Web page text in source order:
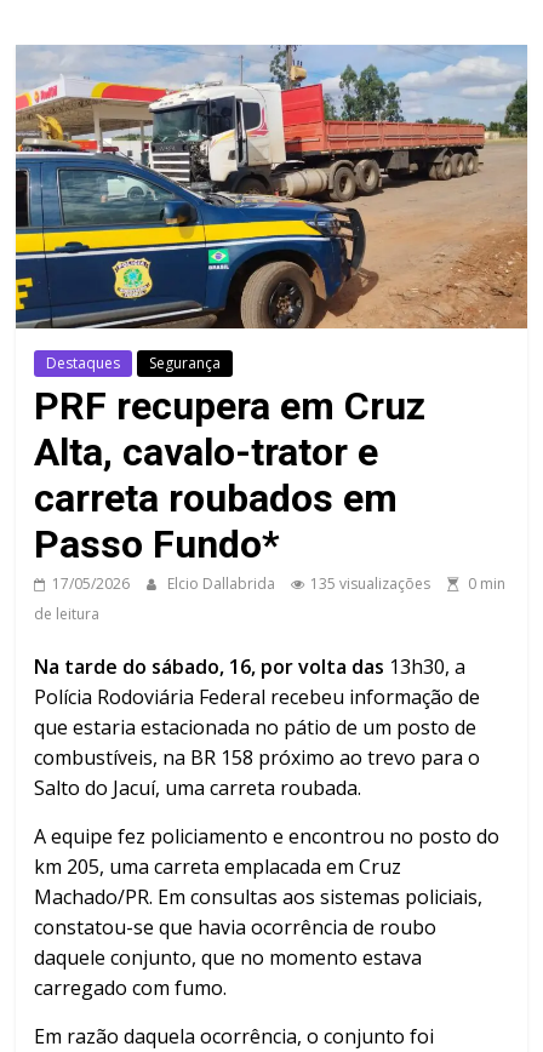
Destaques Segurança
PRF recupera em Cruz
Alta, cavalo-trator e
carreta roubados em
Passo Fundo*
17/05/2026 Elcio Dallabrida 135 visualizações
0 min
de leitura
Na tarde do sábado, 16, por volta das 13h30, a
Polícia Rodoviária Federal recebeu informação de
que estaria estacionada no pátio de um posto de
combustíveis, na BR 158 próximo ao trevo para o
Salto do Jacuí, uma carreta roubada.
A equipe fez policiamento e encontrou no posto do
km 205, uma carreta emplacada em Cruz
Machado/PR. Em consultas aos sistemas policiais,
constatou-se que havia ocorrência de roubo
daquele conjunto, que no momento estava
carregado com fumo.
Em razão daquela ocorrência, o conjunto foi